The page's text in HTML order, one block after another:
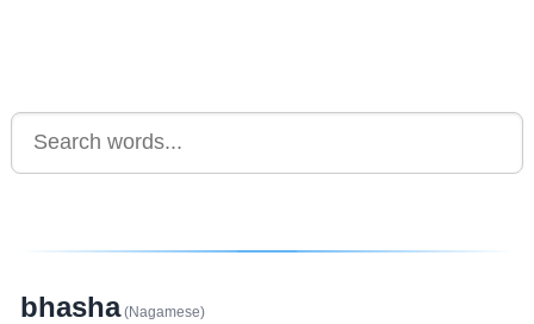
bhasha(Nagamese)